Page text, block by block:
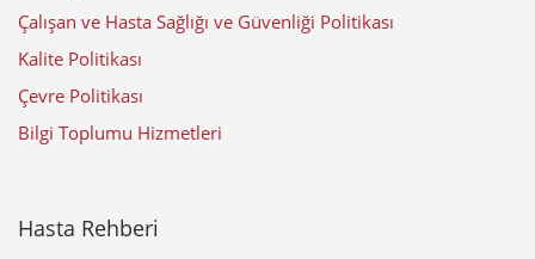
Çalışan ve Hasta Sağlığı ve Güvenliği Politikası
Kalite Politikası
Çevre Politikası
Bilgi Toplumu Hizmetleri
Hasta Rehberi